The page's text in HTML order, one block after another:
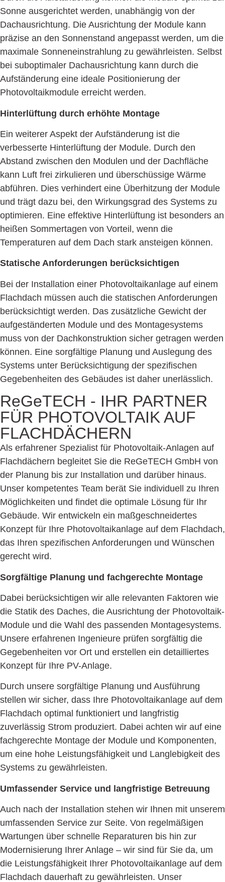
Sonne ausgerichtet werden, unabhängig von der
Dachausrichtung. Die Ausrichtung der Module kann
präzise an den Sonnenstand angepasst werden, um die
maximale Sonneneinstrahlung zu gewährleisten. Selbst
bei suboptimaler Dachausrichtung kann durch die
Aufstän­derung eine ideale Positionierung der
Photovoltaikmodule erreicht werden.
Hinterlüftung durch erhöhte Montage
Ein weiterer Aspekt der Aufständerung ist die
verbesserte Hinterlüftung der Module. Durch den
Abstand zwischen den Modulen und der Dachfläche
kann Luft frei zirkulieren und überschüssige Wärme
abführen. Dies verhindert eine Überhitzung der Module
und trägt dazu bei, den Wirkungsgrad des Systems zu
optimieren. Eine effektive Hinterlüftung ist besonders an
heißen Sommertagen von Vorteil, wenn die
Temperaturen auf dem Dach stark ansteigen können.
Statische Anforderungen berücksichtigen
Bei der Installation einer Photovoltaikanlage auf einem
Flachdach müssen auch die statischen Anforderungen
berücksichtigt werden. Das zusätzliche Gewicht der
aufgeständerten Module und des Montagesystems
muss von der Dachkonstruktion sicher getragen werden
können. Eine sorgfältige Planung und Auslegung des
Systems unter Berücksichtigung der spezifischen
Gegebenheiten des Gebäudes ist daher unerlässlich.
ReGeTECH - IHR PARTNER
FÜR PHOTOVOLTAIK AUF
FLACH­DÄCHERN
Als erfahrener Spezialist für Photovoltaik-Anlagen auf
Flachdächern begleitet Sie die ReGeTECH GmbH von
der Planung bis zur Installation und darüber hinaus.
Unser kompetentes Team berät Sie individuell zu Ihren
Möglichkeiten und findet die optimale Lösung für Ihr
Gebäude. Wir entwickeln ein maßgeschneidertes
Konzept für Ihre Photovoltaikanlage auf dem Flachdach,
das Ihren spezifischen Anforderungen und Wünschen
gerecht wird.
Sorgfältige Planung und fachgerechte Montage
Dabei berücksichtigen wir alle relevanten Faktoren wie
die Statik des Daches, die Ausrichtung der Photovoltaik-
Module und die Wahl des passenden Montage­systems.
Unsere erfahrenen Ingenieure prüfen sorgfältig die
Gegebenheiten vor Ort und erstellen ein detailliertes
Konzept für Ihre PV-Anlage.
Durch unsere sorgfältige Planung und Ausführung
stellen wir sicher, dass Ihre Photovoltaikanlage auf dem
Flachdach optimal funktioniert und langfristig
zuverlässig Strom produziert. Dabei achten wir auf eine
fachgerechte Montage der Module und Komponenten,
um eine hohe Leistungsfähigkeit und Langlebigkeit des
Systems zu gewährleisten.
Umfassender Service und langfristige Betreuung
Auch nach der Installation stehen wir Ihnen mit unserem
umfassenden Service zur Seite. Von regelmäßigen
Wartungen über schnelle Reparaturen bis hin zur
Modernisierung Ihrer Anlage – wir sind für Sie da, um
die Leistungsfähigkeit Ihrer Photovoltaikanlage auf dem
Flachdach dauerhaft zu gewährleisten. Unser